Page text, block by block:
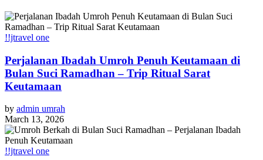
!!jtravel one
Perjalanan Ibadah Umroh Penuh Keutamaan di
Bulan Suci Ramadhan – Trip Ritual Sarat
Keutamaan
by admin umrah
March 13, 2026
!!jtravel one